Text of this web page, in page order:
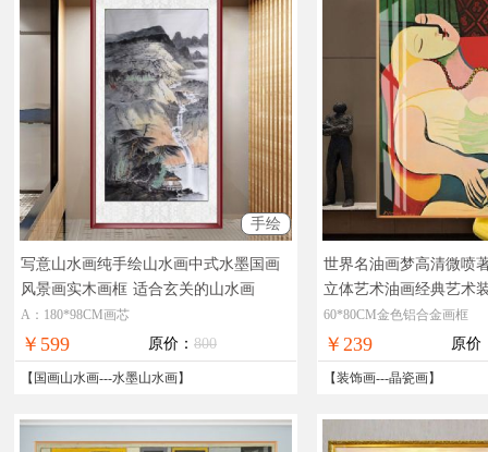
手绘
写意山水画纯手绘山水画中式水墨国画
风景画实木画框 适合玄关的山水画
A：180*98CM画芯
￥599 原价： 800
【 国画山水画---水墨山水画】
世界名油画梦高清微喷
立体艺术油画经典艺术
索装饰画
60*80CM金色铝合金画框
￥239 原价
【装饰画---晶瓷画】